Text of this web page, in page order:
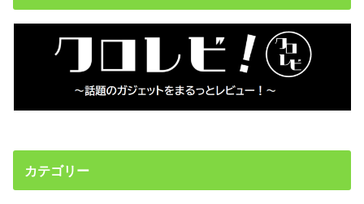
カテゴリー